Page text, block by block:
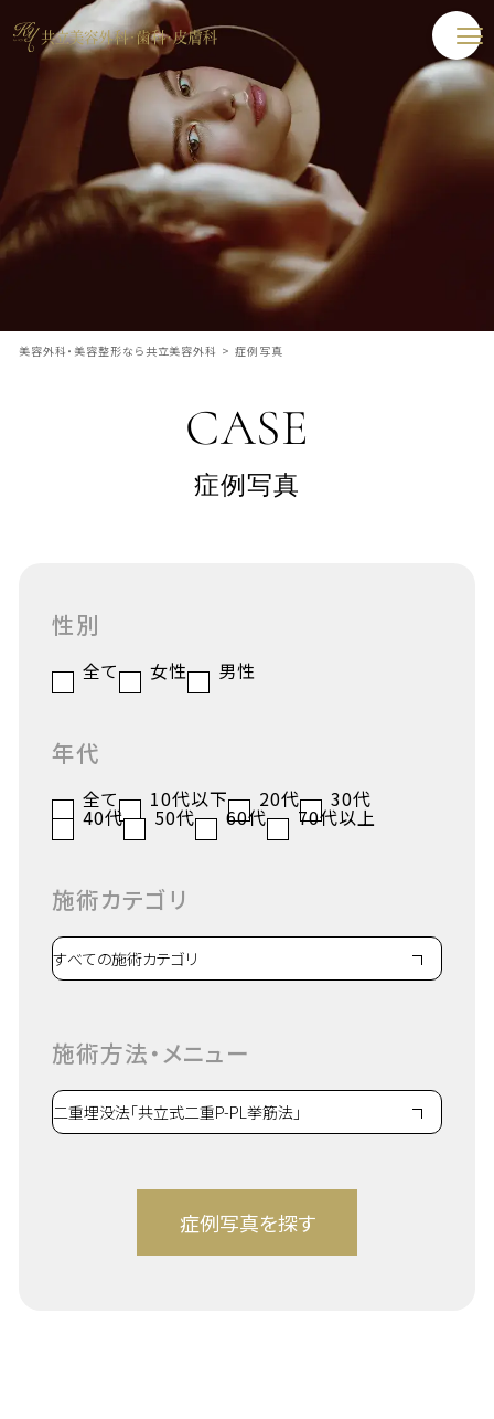
美容外科・美容整形なら共立美容外科 > 症例写真
CASE
症例写真
性別
全て 女性 男性
年代
全て 10代以下 20代 30代
40代 50代 60代 70代以上
施術カテゴリ
施術方法・メニュー